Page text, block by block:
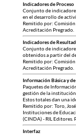
Indicadores de Proceso
Conjunto de
en el desarrollo de
Remitido por:
Acreditación Pregrado.
Indicadores de
Conjunto de
obtenidos a partir del
Remitido por:
Acreditación Pregrado.
Información Básica y de
Paquetes de
gestión de la institución.
Estos totales dan una
Remitido por: Toro,
Instituciones de
(CINDA) - RIL Editores.
Interfaz